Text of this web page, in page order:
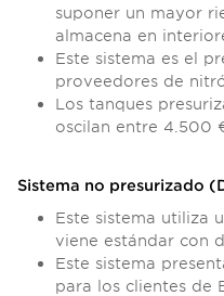
suponer un mayor
almacena en
Este sistema es el
proveedores de
Los tanques
oscilan entre 4.500
Sistema no presurizado
Este sistema utiliza
viene estándar con
Este sistema
para los clientes de